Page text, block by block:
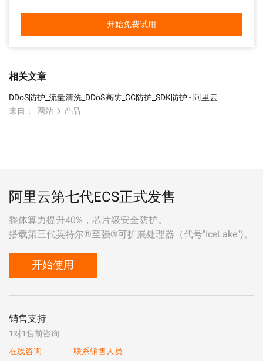
开始免费试用
相关文章
DDoS防护_流量清洗_DDoS高防_CC防护_SDK防护 - 阿里云
来自：
网站 产品
阿里云第七代ECS正式发售
整体算力提升40%，芯片级安全防护。
搭载第三代英特尔®至强®可扩展处理器（代号"IceLake")。
开始使用
销售支持
1对1售前咨询
在线咨询
联系销售人员